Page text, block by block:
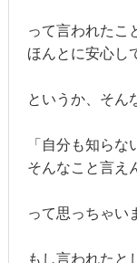
って言われたこ
ほんとに安心し
というか、そん
「自分も知らな
そんなこと言え
って思っちゃい
もし言われたと